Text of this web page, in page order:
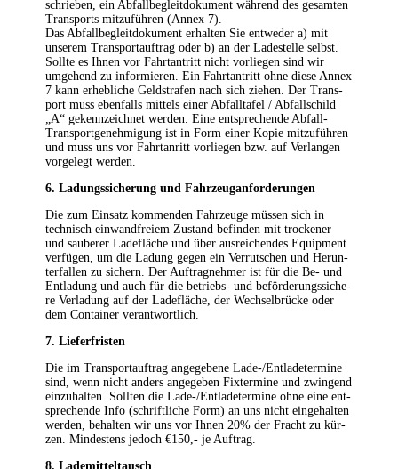
schrie­ben, ein Abfall­be­gleit­do­ku­ment wäh­rend des gesam­ten
Trans­ports mit­zu­füh­ren (Annex 7).
Das Abfall­be­gleit­do­ku­ment erhal­ten Sie ent­we­der a) mit
unse­rem Trans­port­auf­trag oder b) an der Lade­stel­le selbst.
Soll­te es Ihnen vor Fahrt­an­tritt nicht vor­lie­gen sind wir
umge­hend zu infor­mie­ren. Ein Fahrt­an­tritt ohne die­se Annex
7 kann erheb­li­che Geld­stra­fen nach sich zie­hen. Der Trans­
port muss eben­falls mit­tels einer Abfall­ta­fel / Abfall­schild
„A“ gekenn­zeich­net wer­den. Eine ent­spre­chen­de Abfall-
Trans­port­ge­neh­mi­gung ist in Form einer Kopie mit­zu­füh­ren
und muss uns vor Fahrt­an­ritt vor­lie­gen bzw. auf Ver­lan­gen
vor­ge­legt werden.
6. Ladungs­si­che­rung und Fahrzeuganforderungen
Die zum Ein­satz kom­men­den Fahr­zeu­ge müs­sen sich in
tech­nisch ein­wand­frei­em Zustand befin­den mit tro­cke­ner
und sau­be­rer Lade­flä­che und über aus­rei­chen­des Equip­ment
ver­fü­gen, um die Ladung gegen ein Ver­rut­schen und Her­un­
ter­fal­len zu sichern. Der Auf­trag­neh­mer ist für die Be- und
Ent­la­dung und auch für die betriebs- und beför­de­rungs­si­che­
re Ver­la­dung auf der Lade­flä­che, der Wech­sel­brü­cke oder
dem Con­tai­ner verantwortlich.
7. Lie­fer­fris­ten
Die im Trans­port­auf­trag ange­ge­be­ne Lade-/Ent­la­de­ter­mi­ne
sind, wenn nicht anders ange­ge­ben Fix­ter­mi­ne und zwin­gend
ein­zu­hal­ten. Soll­ten die Lade-/Ent­la­de­ter­mi­ne ohne eine ent­
spre­chen­de Info (schrift­li­che Form) an uns nicht ein­ge­hal­ten
wer­den, behal­ten wir uns vor Ihnen 20% der Fracht zu kür­
zen. Min­des­tens jedoch €150,- je Auftrag.
8. Lade­mit­tel­tausch